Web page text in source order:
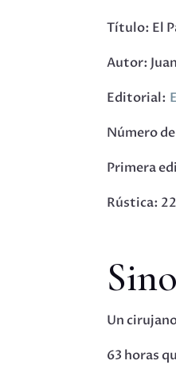
Título: El
Autor:
Editorial:
Número
Primera
Rústica:
Un
63 horas